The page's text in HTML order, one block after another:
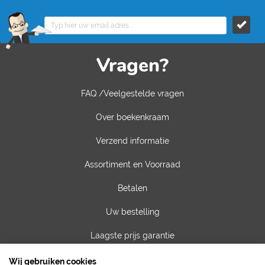
Vragen?
FAQ /Veelgestelde vragen
Over boekenkraam
Verzend informatie
Assortiment en Voorraad
Betalen
Uw bestelling
Laagste prijs garantie
Privacy van gegevens
Wij gebruiken cookies